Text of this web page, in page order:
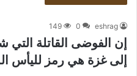
eshrag
0
149
إن الفوضى القاتلة التي
إلى غزة هي رمز لليأس